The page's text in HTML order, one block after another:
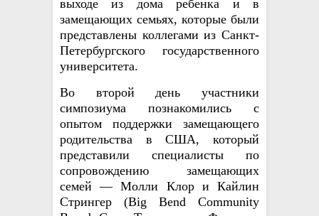
выходе из дома ребенка и в
замещающих семьях, которые были
представлены коллегами из Санкт-
Петербургского государственного
университета.
Во второй день участники
симпозиума познакомились с
опытом поддержки замещающего
родительства в США, который
представили специалисты по
сопровождению замещающих
семей — Молли Клор и Кайлин
Стрингер (Big Bend Community